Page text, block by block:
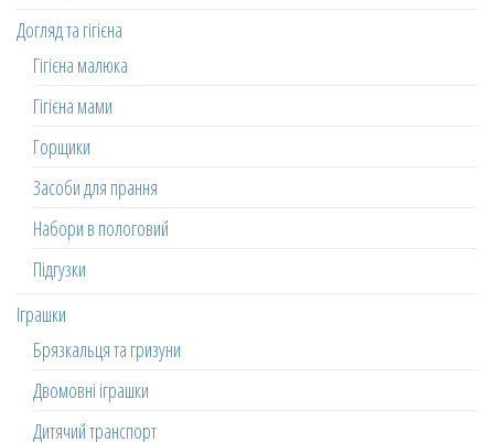
Догляд та гігієна
Гігієна малюка
Гігієна мами
Горщики
Засоби для прання
Набори в пологовий
Підгузки
Іграшки
Брязкальця та гризуни
Двомовні іграшки
Дитячий транспорт